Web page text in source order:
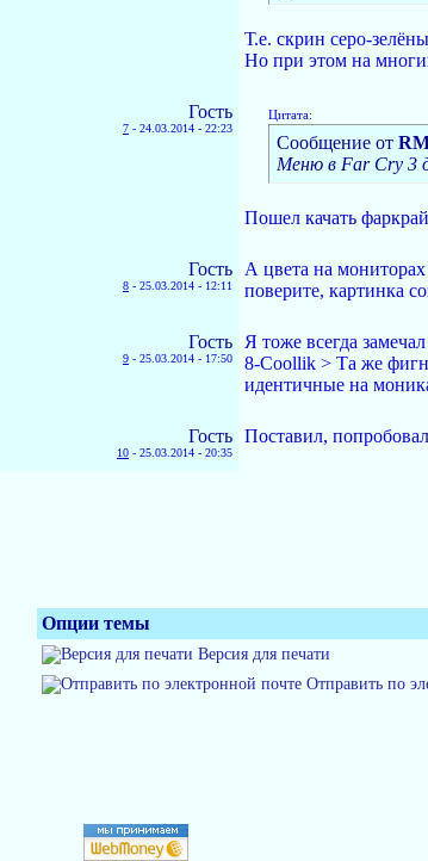
Т.е. скрин серо-
Но при этом на
Гость
7 - 24.03.2014 - 22:23
Цитата:
Сообщение от
Меню в Far Cry 3
Пошел качать
Гость
8 - 25.03.2014 - 12:11
А цвета на
поверите, картинка
Гость
9 - 25.03.2014 - 17:50
Я тоже всегда
8-Coollik > Та же
идентичные на
Гость
10 - 25.03.2014 - 20:35
Поставил,
Опции темы
Версия для печати
Отправить по